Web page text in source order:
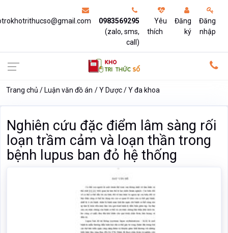
0983569295
(zalo, sms,
call)
Yêu
thích
Đăng
ký
Đăng
nhập
Trang chủ Luận văn đồ án Y Dược Y đa khoa
Nghiên cứu đặc điểm lâm sàng rối
loạn trầm cảm và loạn thần trong
bệnh lupus ban đỏ hệ thống